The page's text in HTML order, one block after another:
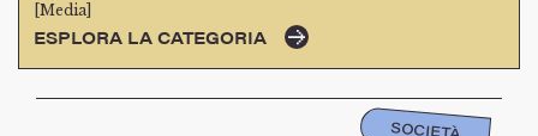
[Media]
ESPLORA LA CATEGORIA
SOCIETÀ